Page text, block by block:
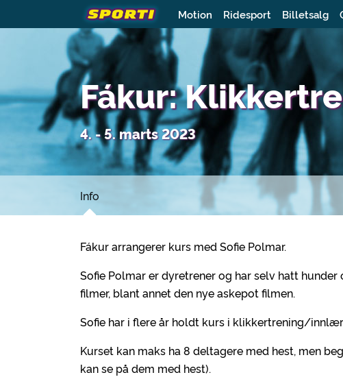
Motion Ridesport Billetsalg
Fákur:
4. - 5. marts 2023
Info
Fákur arrangerer kurs med Sofie Polmar.
Sofie Polmar er dyretrener og har selv hatt
filmer, blant annet den nye askepot filmen.
Sofie har i flere år holdt kurs i klikkertrening/
Kurset kan maks ha 8 deltagere med hest, men
kan se på dem med hest).